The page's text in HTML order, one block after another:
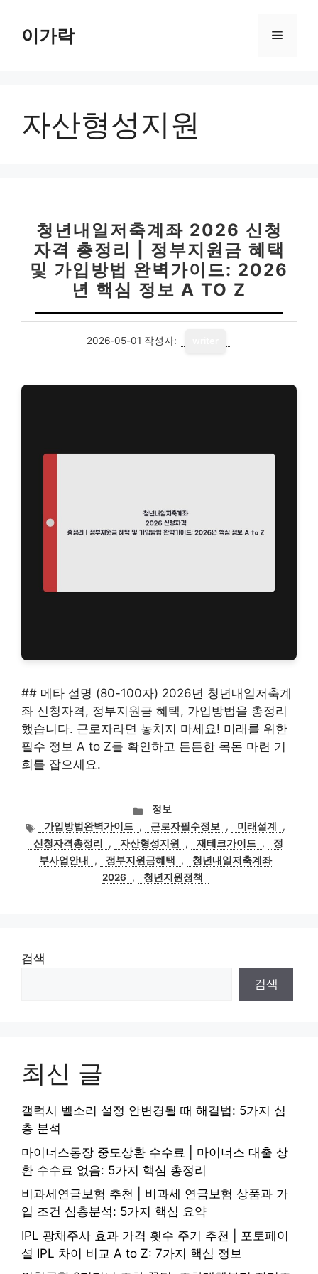
이가락 메
자산형성지원
청년내일저축계좌 2026 신청
자격 총정리 | 정부지원금 혜택
및 가입방법 완벽가이드: 2026
년 핵심 정보 A TO Z
2026-05-01 작성자:
## 메타 설명 (80-100자) 2026년 청년내일저축계
좌 신청자격, 정부지원금 혜택, 가입방법을 총정리
했습니다. 근로자라면 놓치지 마세요! 미래를 위한
필수 정보 A to Z를 확인하고 든든한 목돈 마련 기
회를 잡으세요.
카
테
고
리
정보
태
그
가입방법완벽가이드 , 근로자필수정보 , 미래설계
,
신청자격총정리
, 자산형성지원 , 재테크가이드 ,
정
부사업안내
, 정부지원금혜택 ,
청년내일저축계좌
2026
, 청년지원정책
검색
검색
최신 글
갤럭시 벨소리 설정 안변경될 때 해결법: 5가지 심
층 분석
마이너스통장 중도상환 수수료 | 마이너스 대출 상
환 수수료 없음: 5가지 핵심 총정리
비과세연금보험 추천 | 비과세 연금보험 상품과 가
입 조건 심층분석: 5가지 핵심 요약
IPL 광채주사 효과 가격 횟수 주기 추천 | 포토페이
셜 IPL 차이 비교 A to Z: 7가지 핵심 정보